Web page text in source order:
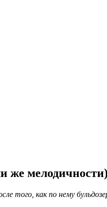
же мелодичности)
того, как по нему